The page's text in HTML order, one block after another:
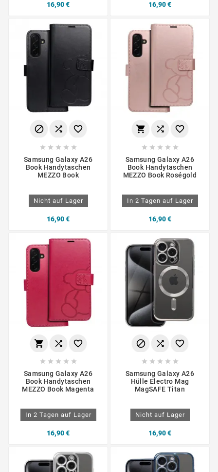
16,90 € 16,90 €
  
    
Samsung Galaxy A26
Book Handytaschen
MEZZO Book
Nicht auf Lager
16,90 €
  
    
Samsung Galaxy A26
Book Handytaschen
MEZZO Book Roségold
In 2 Tagen auf Lager
16,90 €
  
    
Samsung Galaxy A26
Book Handytaschen
MEZZO Book Magenta
In 2 Tagen auf Lager
16,90 €
  
    
Samsung Galaxy A26
Hülle Electro Mag
MagSAFE Titan
Nicht auf Lager
16,90 €